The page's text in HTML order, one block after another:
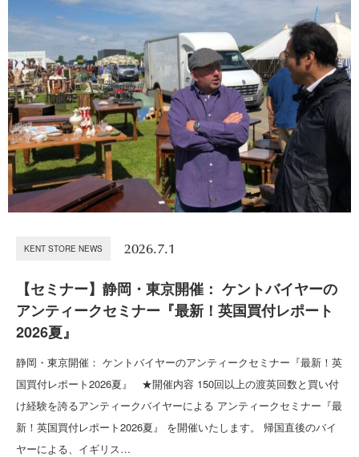
KENT STORE NEWS 2026.7.1
【セミナー】静岡・東京開催： ケントバイヤーの
アンティークセミナー『最新！英国買付レポート
2026夏』
静岡・東京開催： ケントバイヤーのアンティークセミナー『最新！英
国買付レポート2026夏』 ★開催内容 150回以上の渡英回数と買い付
け経験を誇るアンティークバイヤーによる アンティークセミナー『最
新！英国買付レポート2026夏』 を開催いたします。 帰国直後のバイ
ヤーによる、イギリス…